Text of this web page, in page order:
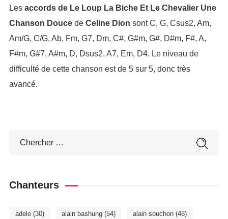
Les accords de Le Loup La Biche Et Le Chevalier Une
Chanson Doucede Celine Dion sont C, G, Csus2, Am,
Am/G, C/G, Ab, Fm, G7, Dm, C#, G#m, G#, D#m, F#, A,
F#m, G#7, A#m, D, Dsus2, A7, Em, D4. Le niveau de
difficulté de cette chanson est de 5 sur 5, donc très
avancé.
Chanteurs
adele(30) alain bashung(54) alain souchon(48)